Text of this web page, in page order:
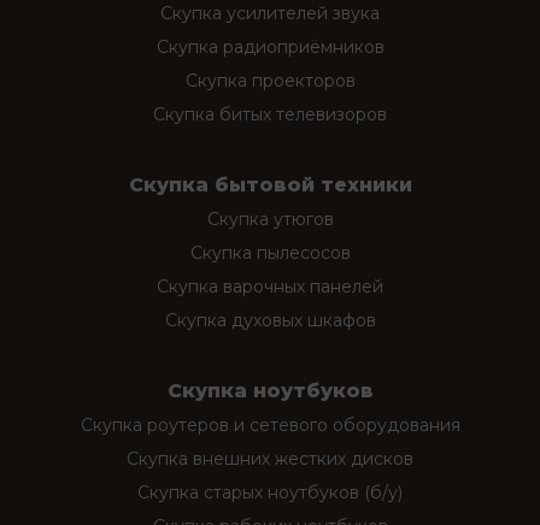
Скупка усилителей звука
Скупка радиоприёмников
Скупка проекторов
Скупка битых телевизоров
Скупка бытовой техники
Скупка утюгов
Скупка пылесосов
Скупка варочных панелей
Скупка духовых шкафов
Скупка ноутбуков
Скупка роутеров и сетевого оборудования
Скупка внешних жестких дисков
Скупка старых ноутбуков (б/у)